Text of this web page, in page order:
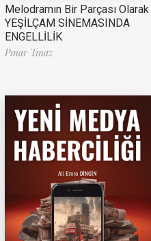
Melodramın Bir Parçası Olarak
YEŞİLÇAM SİNEMASINDA
ENGELLİLİK
Pınar Tınaz